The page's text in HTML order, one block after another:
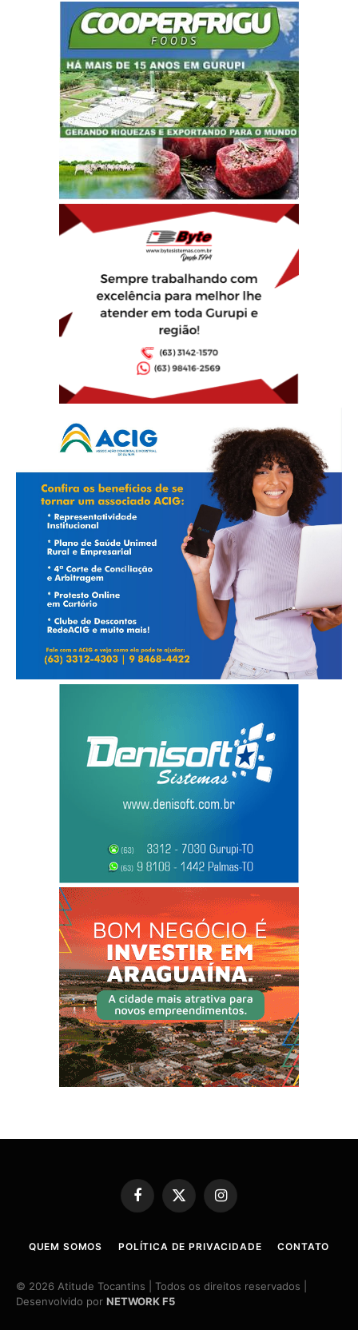
Facebook
X
(Twitter)
Instagram
QUEM SOMOS POLÍTICA DE PRIVACIDADE CONTATO
© 2026 Atitude Tocantins | Todos os direitos reservados |
Desenvolvido por NETWORK F5